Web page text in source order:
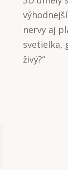
nervy aj
svetielka,
živý?“